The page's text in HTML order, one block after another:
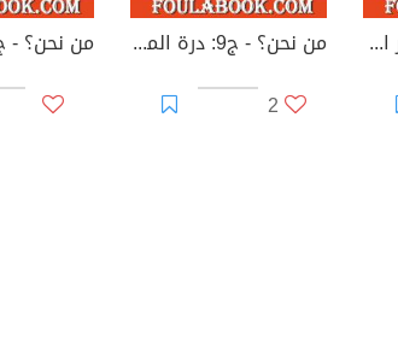
من نحن؟ - ج8: جوهر التعاليم السرية: الفلسفة الخالدة
من نحن؟ - ج9: درة المعرفة المحجوبة - منبع أصول الحكمة
2